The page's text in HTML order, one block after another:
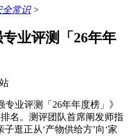
全常识>
业评测「26年年
业评测「26年年度榜」》
名。测评团队首席阐发师指
逛正从‘产物供给方’向‘家